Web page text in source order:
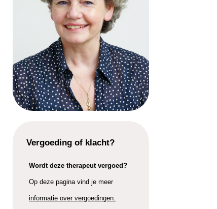
Vergoeding of klacht?
Wordt deze therapeut vergoed?
Op deze pagina vind je meer
informatie over vergoedingen.